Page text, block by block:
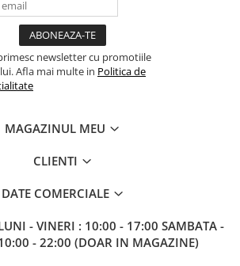
newsletter cu promotiile
Afla mai multe in Politica de
MAGAZINUL MEU
CLIENTI
DATE COMERCIALE
- VINERI : 10:00 - 17:00 SAMBATA -
- 22:00 (DOAR IN MAGAZINE)